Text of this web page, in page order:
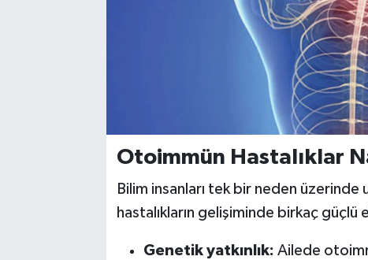
Otoimmün Hastalıklar
Bilim insanları tek bir neden
hastalıkların gelişiminde birkaç güçlü
Genetik yatkınlık: Ailede